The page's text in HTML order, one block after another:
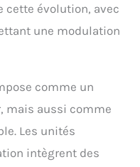
cette évolution, avec
une modulation
comme un
mais aussi comme
Les unités
intègrent des